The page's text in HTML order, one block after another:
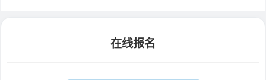
在线报名